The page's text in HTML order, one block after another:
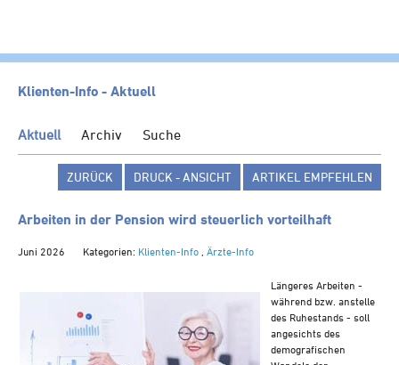
LEISTUNGEN
SERVICE
NEWS
Klienten-Info
Gastronomie-Info
Vermieter-Info
Klienten-Info - Aktuell
Aktuell Archiv Suche
ZURÜCK DRUCK - ANSICHT ARTIKEL EMPFEHLEN
Arbeiten in der Pension wird steuerlich vorteilhaft
Juni 2026 Kategorien: Klienten-Info Ärzte-Info
Längeres Arbeiten -
während bzw. anstelle
des Ruhestands - soll
angesichts des
demografischen